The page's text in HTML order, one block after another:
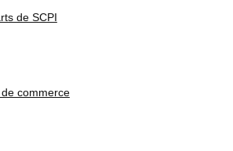
de SCPI
de commerce